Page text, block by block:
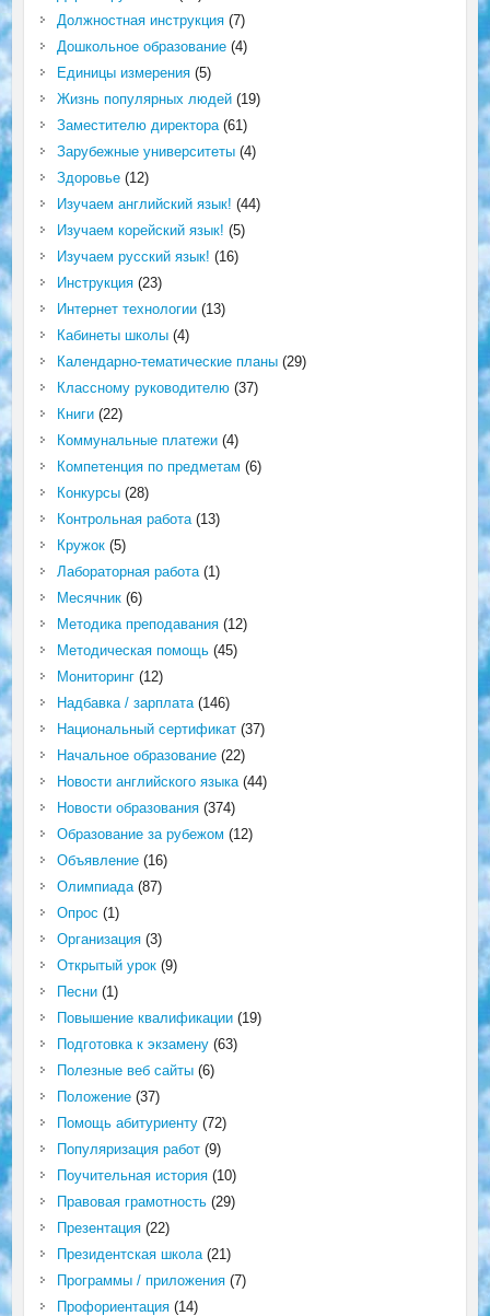
Должностная инструкция(7)
Дошкольное образование(4)
Единицы измерения(5)
Жизнь популярных людей(19)
Заместителю директора(61)
Зарубежные университеты(4)
Здоровье(12)
Изучаем английский язык! (44)
Изучаем корейский язык! (5)
Изучаем русский язык! (16)
Инструкция(23)
Интернет технологии(13)
Кабинеты школы(4)
Календарно-тематические планы(29)
Классному руководителю(37)
Книги(22)
Коммунальные платежи(4)
Компетенция по предметам (6)
Конкурсы(28)
Контрольная работа(13)
Кружок(5)
Лабораторная работа(1)
Месячник(6)
Методика преподавания(12)
Методическая помощь(45)
Мониторинг(12)
Надбавка / зарплата(146)
Национальный сертификат(37)
Начальное образование(22)
Новости английского языка(44)
Новости образования(374)
Образование за рубежом (12)
Объявление(16)
Олимпиада(87)
Опрос (1)
Организация(3)
Открытый урок(9)
Песни(1)
Повышение квалификации(19)
Подготовка к экзамену(63)
Полезные веб сайты(6)
Положение(37)
Помощь абитуриенту(72)
Популяризация работ(9)
Поучительная история(10)
Правовая грамотность(29)
Презентация(22)
Президентская школа(21)
Программы / приложения(7)
Профориентация(14)